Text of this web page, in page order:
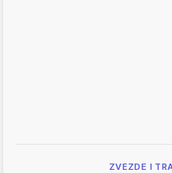
ZVEZDE I